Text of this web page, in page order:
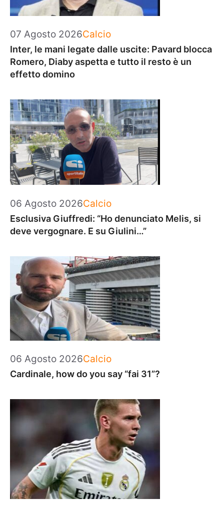
07 Agosto 2026Categorie
Calcio
Inter, le mani legate dalle uscite: Pavard blocca
Romero, Diaby aspetta e tutto il resto è un
effetto domino
06 Agosto 2026Categorie
Calcio
Esclusiva Giuffredi: “Ho denunciato Melis, si
deve vergognare. E su Giulini…”
06 Agosto 2026Categorie
Calcio
Cardinale, how do you say “fai 31”?